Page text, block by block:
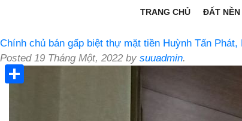
TRANG CHỦ ĐẤT NỀN
Chính chủ bán gấp biệt thự mặt tiền Huỳnh Tấn
Posted 19 Tháng Một, 2022 by suuadmin.